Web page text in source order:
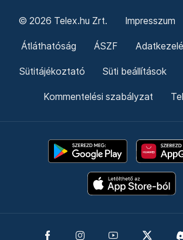
© 2026 Telex.hu Zrt. Impresszum
Átláthatóság ÁSZF
Sütitájékoztató Süti beállítások
Kommentelési szabályzat